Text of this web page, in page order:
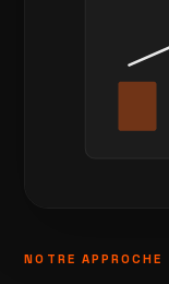
NOTRE APPROCHE